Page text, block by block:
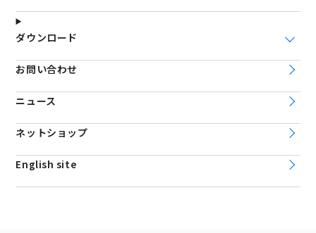
ダウンロード
お問い合わせ
ニュース
ネットショップ
English site